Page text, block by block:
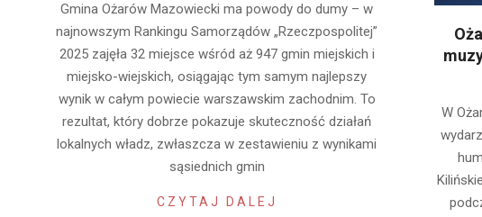
12-
07
Gmina Ożarów Mazowiecki ma powody do dumy – w
najnowszym Rankingu Samorządów „Rzeczpospolitej”
2025 zajęła 32 miejsce wśród aż 947 gmin miejskich i
miejsko-wiejskich, osiągając tym samym najlepszy
wynik w całym powiecie warszawskim zachodnim. To
rezultat, który dobrze pokazuje skuteczność działań
lokalnych władz, zwłaszcza w zestawieniu z wynikami
sąsiednich gmin
CZYTAJ DALEJ
11-
21
W